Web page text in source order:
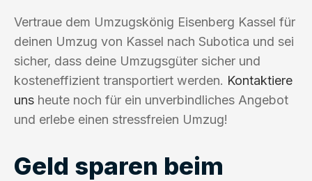
Vertraue dem Umzugskönig Eisenberg Kassel für
deinen Umzug von Kassel nach Subotica und sei
sicher, dass deine Umzugsgüter sicher und
kosteneffizient transportiert werden. Kontaktiere
uns heute noch für ein unverbindliches Angebot
und erlebe einen stressfreien Umzug!
Geld sparen beim